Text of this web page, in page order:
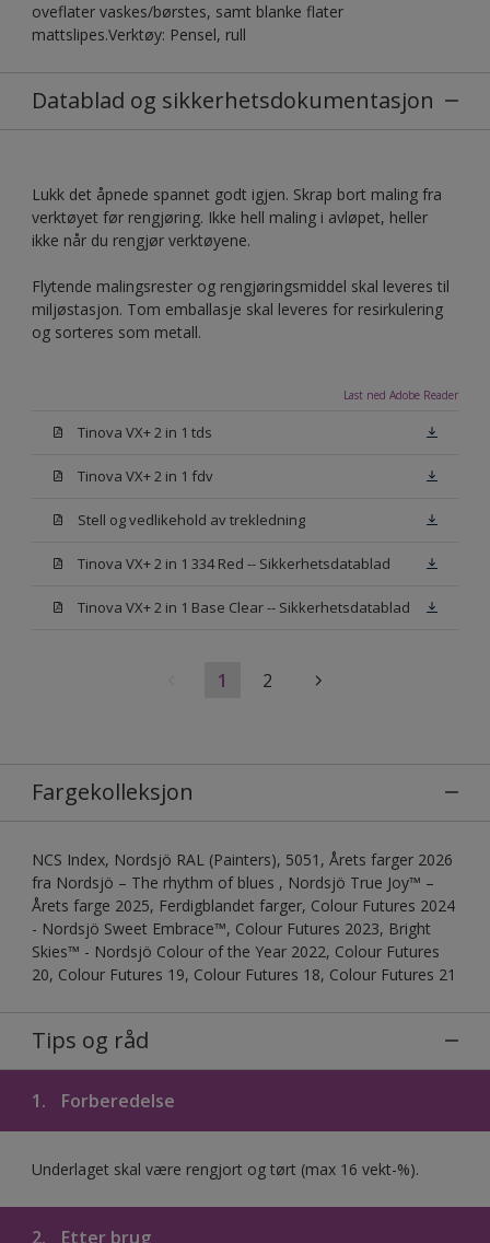
oveflater vaskes/børstes, samt blanke flater
mattslipes.Verktøy: Pensel, rull
Datablad og sikkerhetsdokumentasjon
Lukk det åpnede spannet godt igjen. Skrap bort maling fra
verktøyet før rengjøring. Ikke hell maling i avløpet, heller
ikke når du rengjør verktøyene.
Flytende malingsrester og rengjøringsmiddel skal leveres til
miljøstasjon. Tom emballasje skal leveres for resirkulering
og sorteres som metall.
Last ned Adobe Reader
Tinova VX+ 2 in 1 tds
Tinova VX+ 2 in 1 fdv
Stell og vedlikehold av trekledning
Tinova VX+ 2 in 1 334 Red -- Sikkerhetsdatablad
Tinova VX+ 2 in 1 Base Clear -- Sikkerhetsdatablad
1 2
Fargekolleksjon
NCS Index, Nordsjö RAL (Painters), 5051, Årets farger 2026
fra Nordsjö – The rhythm of blues , Nordsjö True Joy™ –
Årets farge 2025, Ferdigblandet farger, Colour Futures 2024
- Nordsjö Sweet Embrace™, Colour Futures 2023, Bright
Skies™ - Nordsjö Colour of the Year 2022, Colour Futures
20, Colour Futures 19, Colour Futures 18, Colour Futures 21
Tips og råd
1. Forberedelse
Underlaget skal være rengjort og tørt (max 16 vekt-%).
2. Etter brug